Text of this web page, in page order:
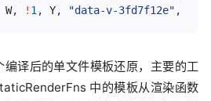
W, ! 1, Y, "data-v-3fd7f12e" ,
译后的单文件模板还原，主要的工
中的模板从渲染函数